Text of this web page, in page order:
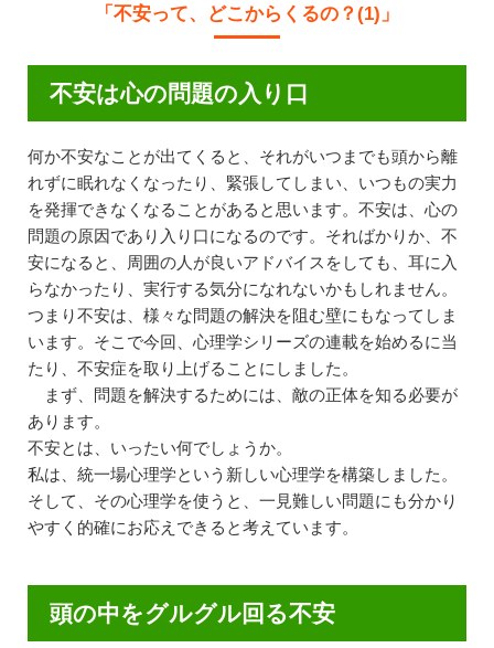
「不安って、どこからくるの？(1)」
不安は心の問題の入り口
何か不安なことが出てくると、それがいつまでも頭から離
れずに眠れなくなったり、緊張してしまい、いつもの実力
を発揮できなくなることがあると思います。不安は、心の
問題の原因であり入り口になるのです。そればかりか、不
安になると、周囲の人が良いアドバイスをしても、耳に入
らなかったり、実行する気分になれないかもしれません。
つまり不安は、様々な問題の解決を阻む壁にもなってしま
います。そこで今回、心理学シリーズの連載を始めるに当
たり、不安症を取り上げることにしました。
まず、問題を解決するためには、敵の正体を知る必要が
あります。
不安とは、いったい何でしょうか。
私は、統一場心理学という新しい心理学を構築しました。
そして、その心理学を使うと、一見難しい問題にも分かり
やすく的確にお応えできると考えています。
頭の中をグルグル回る不安